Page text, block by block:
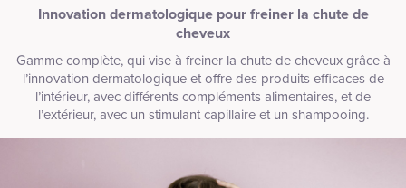
Innovation dermatologique pour freiner la chute de
cheveux
Gamme complète, qui vise à freiner la chute de cheveux grâce à
l’innovation dermatologique et offre des produits efficaces de
l’intérieur, avec différents compléments alimentaires, et de
l’extérieur, avec un stimulant capillaire et un shampooing.